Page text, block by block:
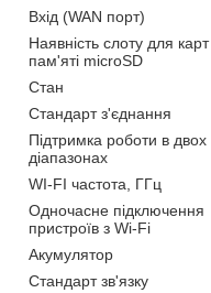
Вхід (WAN порт)
Наявність слоту для карт
пам'яті microSD
Стан
Стандарт з'єднання
Підтримка роботи в двох
діапазонах
WI-FI частота, ГГц
Одночасне підключення
пристроїв з Wi-Fi
Акумулятор
Стандарт зв'язку